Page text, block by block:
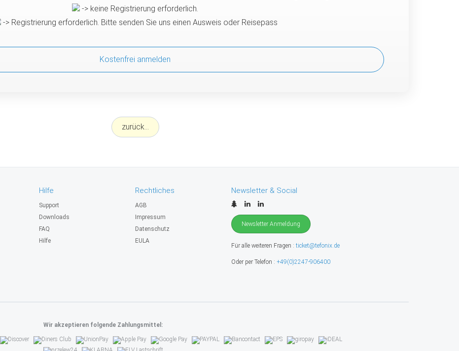
-> keine Registrierung erforderlich.
-> Registrierung erforderlich. Bitte senden Sie uns einen Ausweis oder Reisepass
Kostenfrei anmelden
zurück...
Hilfe
Support
Downloads
FAQ
Hilfe
Rechtliches
AGB
Impressum
Datenschutz
EULA
Newsletter & Social
Newsletter Anmeldung
Für alle weiteren Fragen : ticket@tefonix.de
Oder per Telefon : +49(0)2247-906400
Wir akzeptieren folgende Zahlungsmittel: